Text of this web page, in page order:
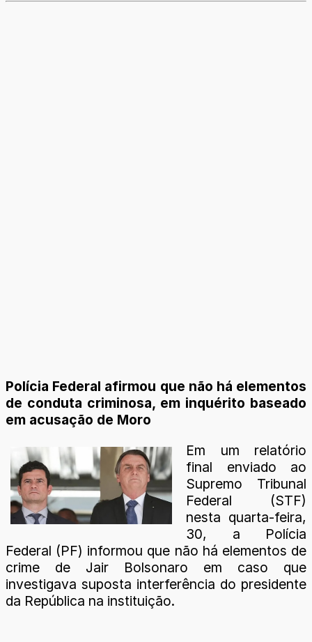
Polícia Federal afirmou que não há elementos
de conduta criminosa, em inquérito baseado
em acusação de Moro
Em um relatório
final enviado ao
Supremo Tribunal
Federal (STF)
nesta quarta-feira,
30, a Polícia
Federal (PF) informou que não há elementos de
crime de Jair Bolsonaro em caso que
investigava suposta interferência do presidente
da República na instituição.